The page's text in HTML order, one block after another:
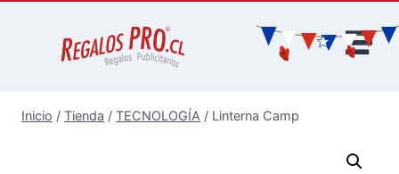
Inicio / Tienda / TECNOLOGÍA / Linterna Camp